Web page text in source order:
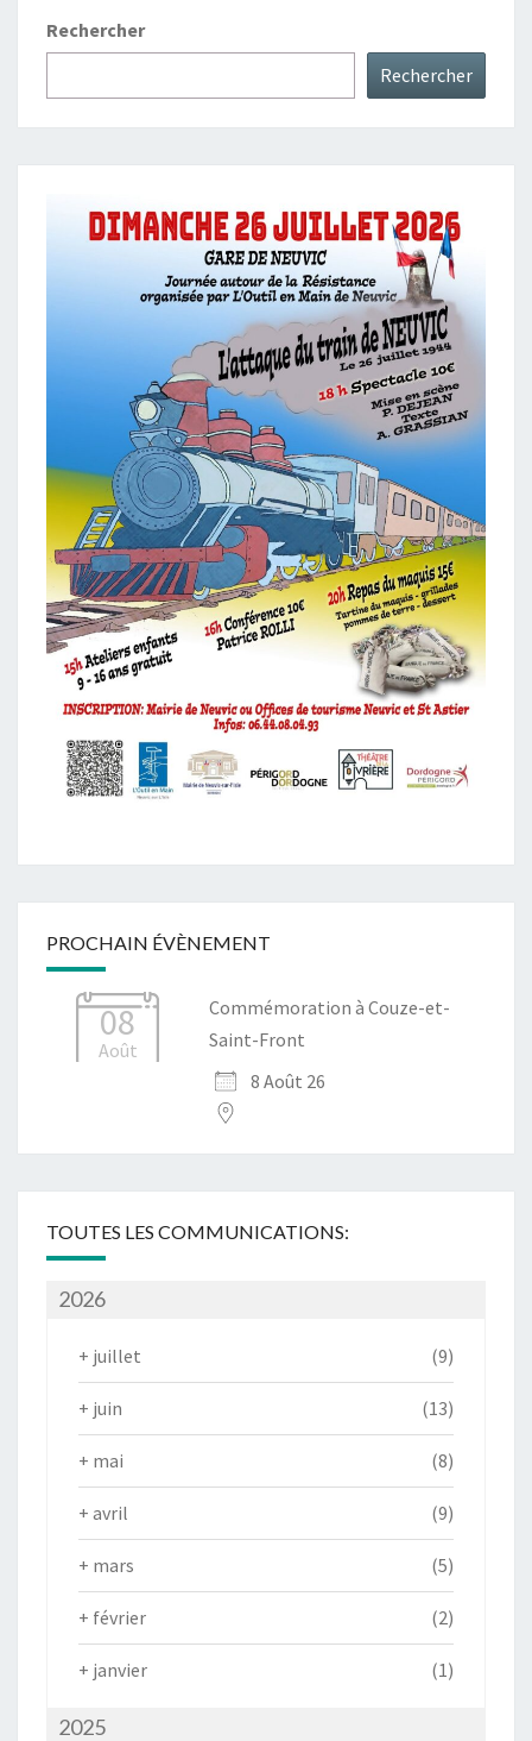
Rechercher
Rechercher
PROCHAIN ÉVÈNEMENT
08
Août
Commémoration à Couze-et-
Saint-Front
8 Août 26
TOUTES LES COMMUNICATIONS:
2026
+ juillet (9)
+ juin (13)
+ mai (8)
+ avril (9)
+ mars (5)
+ février (2)
+ janvier (1)
2025